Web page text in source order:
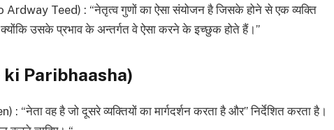
Teed) : “नेतृत्व गुणों का ऐसा संयोजन है जिसके होने से एक व्यक्ति
क्योंकि उसके प्रभाव के अन्तर्गत वे ऐसा करने के इच्छुक होते हैं।”
ki Paribhaasha)
वह है जो दूसरे व्यक्तियों का मार्गदर्शन करता है और” निर्देशित करता है।